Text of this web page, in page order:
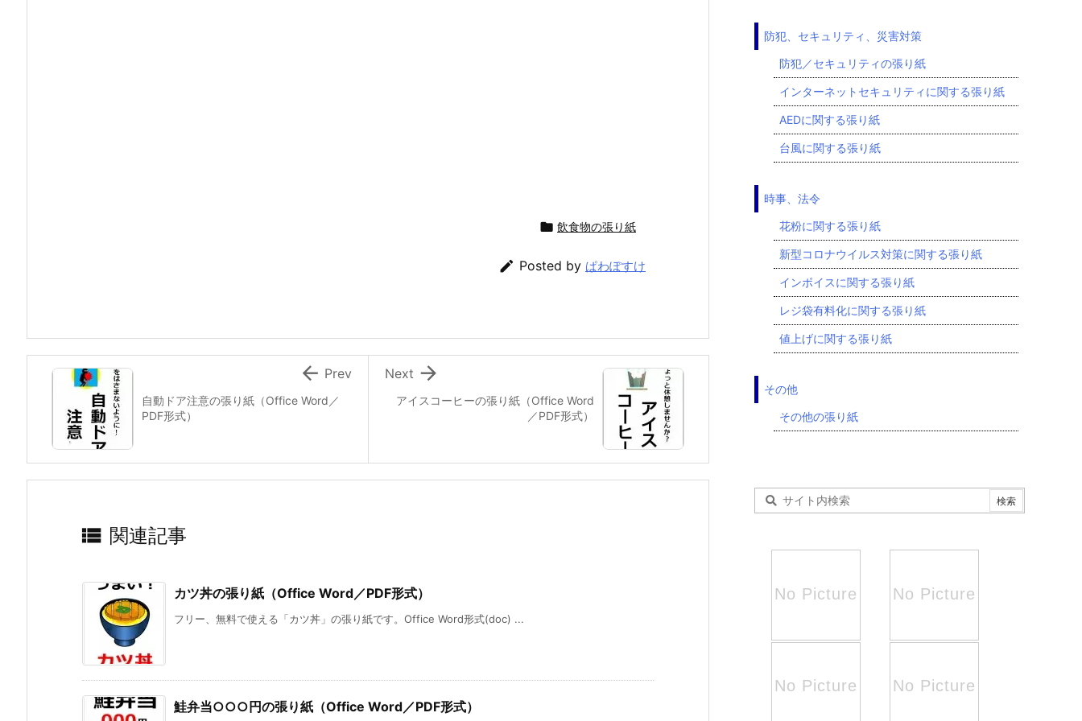
 飲食物の張り紙
 Posted by ぱわぽすけ
アイスコーヒーの張り紙（Office Word
／PDF形式）

Next
自動ドア注意の張り紙（Office Word／
PDF形式）
 Prev
 関連記事
カツ丼の張り紙（Office Word／PDF形式）
フリー、無料で使える「カツ丼」の張り紙です。Office Word形式(doc) ...
鮭弁当○○○円の張り紙（Office Word／PDF形式）
防犯、セキュリティ、災害対策
防犯／セキュリティの張り紙
インターネットセキュリティに関する張り紙
AEDに関する張り紙
台風に関する張り紙
時事、法令
花粉に関する張り紙
新型コロナウイルス対策に関する張り紙
インボイスに関する張り紙
レジ袋有料化に関する張り紙
値上げに関する張り紙
その他
その他の張り紙